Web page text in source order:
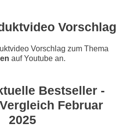
Vorschlag
Vorschlag zum Thema
auf Youtube an.
Bestseller -
Februar
2025